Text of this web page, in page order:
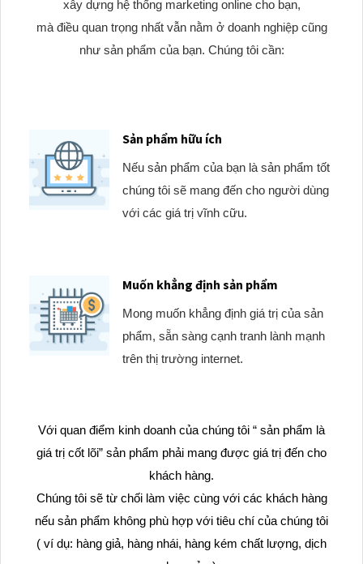
xây dựng hệ thống marketing online cho bạn,
mà điều quan trọng nhất vẫn nằm ở doanh nghiệp cũng
như sản phẩm của bạn. Chúng tôi cần:
Sản phẩm hữu ích
Nếu sản phẩm của bạn là sản phẩm tốt
chúng tôi sẽ mang đến cho người dùng
với các giá trị vĩnh cữu.
Muốn khẳng định sản phẩm
Mong muốn khẳng định giá trị của sản
phẩm, sẵn sàng cạnh tranh lành mạnh
trên thị trường internet.
Với quan điểm kinh doanh của chúng tôi “ sản phẩm là
giá trị cốt lõi” sản phẩm phải mang được giá trị đến cho
khách hàng.
Chúng tôi sẽ từ chối làm việc cùng với các khách hàng
nếu sản phẩm không phù hợp với tiêu chí của chúng tôi
( ví dụ: hàng giả, hàng nhái, hàng kém chất lượng, dịch